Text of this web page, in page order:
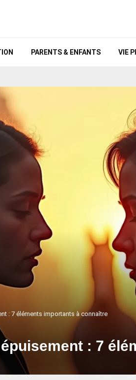
PARENTS & ENFANTS VIE
: 7 éléments importants à connaître
: 7